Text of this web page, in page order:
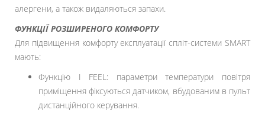
алергени, а також видаляються запахи.
ФУНКЦІЇ РОЗШИРЕНОГО КОМФОРТУ
Для підвищення комфорту експлуатації спліт-системи SMART
мають:
Функцію I FEEL: параметри температури повітря
приміщення фіксуються датчиком, вбудованим в пульт
дистанційного керування.